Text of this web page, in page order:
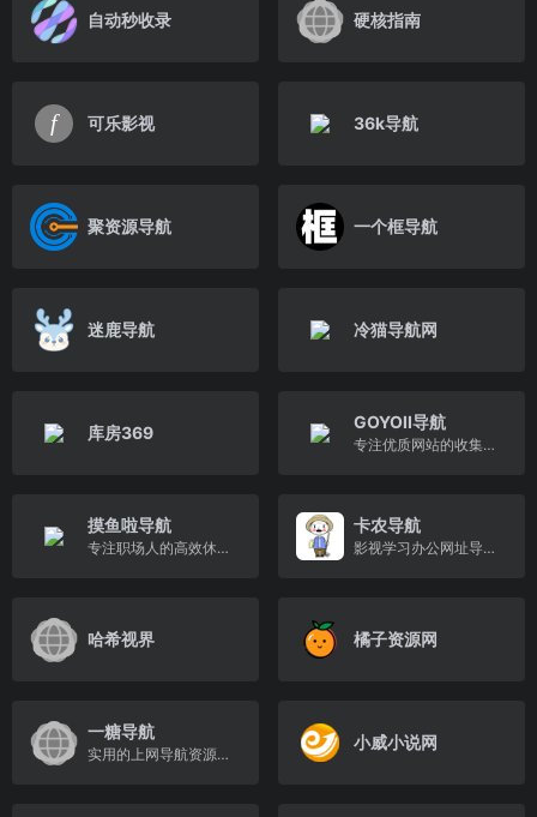
自动秒收录 硬核指南
可乐影视 36k导航
聚资源导航 一个框导航
迷鹿导航 冷猫导航网
库房369
GOYOII导航
专注优质网站的收集分享及精品Mac软件的下载
摸鱼啦导航
专注职场人的高效休闲资源库!
卡农导航
影视学习办公网址导航平台
哈希视界 橘子资源网
一糖导航
实用的上网导航资源网址导航
小威小说网